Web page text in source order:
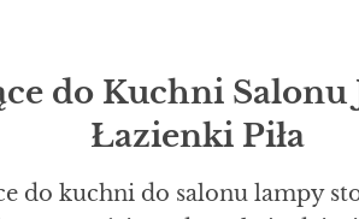
do Kuchni Salonu
Łazienki Piła
do kuchni do salonu lampy